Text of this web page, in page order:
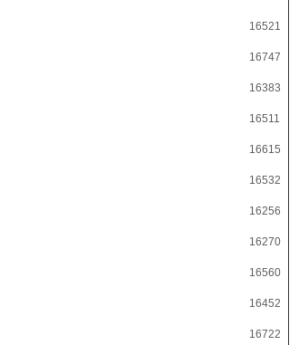
16521
16747
16383
16511
16615
16532
16256
16270
16560
16452
16722